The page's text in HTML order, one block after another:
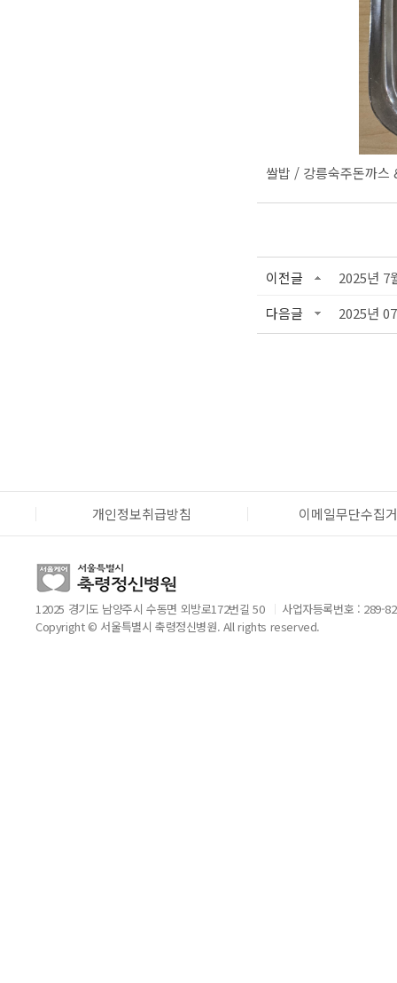
쌀밥 / 강릉숙주돈까
이전글
2025년 7
다음글
2025년
개인정보취급방침 이메일무단수집
12025 경기도 남양주시 수동면 외방로172번길 50
사업자등록번호 : 289-
Copyright © 서울특별시 축령정신병원. All rights reserved.